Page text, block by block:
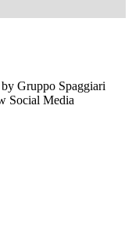
Gruppo Spaggiari
Social Media